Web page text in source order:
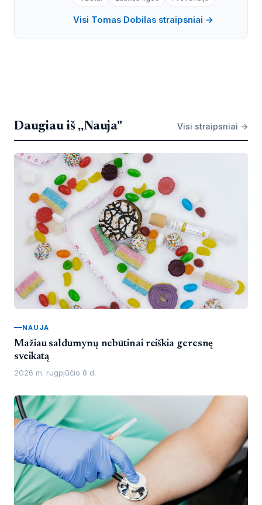
Visi Tomas Dobilas straipsniai →
Daugiau iš „Nauja" Visi straipsniai →
NAUJA
Mažiau saldumynų nebūtinai reiškia geresnę
sveikatą
2026 m. rugpjūčio 8 d.